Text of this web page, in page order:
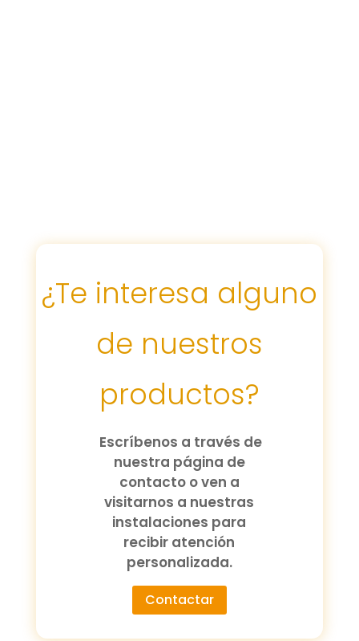
¿Te interesa alguno
de nuestros
productos?
Escríbenos a través de
nuestra página de
contacto o ven a
visitarnos a nuestras
instalaciones para
recibir atención
personalizada.
Contactar